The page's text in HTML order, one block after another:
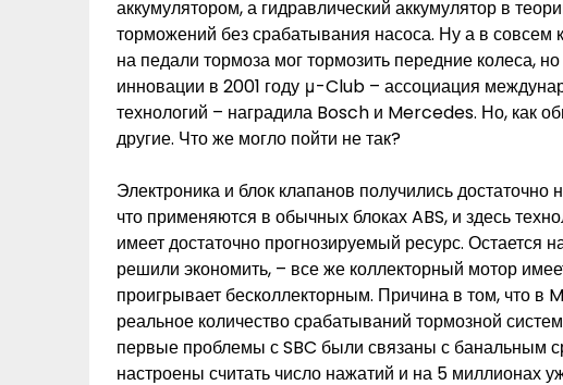
аккумулятором, а гидравлический аккумулятор в
торможений без срабатывания насоса. Ну а в
на педали тормоза мог тормозить передние колеса,
инновации в 2001 году μ-Club – ассоциация
технологий – наградила Bosch и Mercedes. Но, как
другие. Что же могло пойти не так?
Электроника и блок клапанов получились
что применяются в обычных блоках ABS, и здесь
имеет достаточно прогнозируемый ресурс. Остается
решили экономить, – все же коллекторный мотор
проигрывает бесколлекторным. Причина в том, что в
реальное количество срабатываний тормозной
первые проблемы с SBC были связаны с банальным
настроены считать число нажатий и на 5 миллионах